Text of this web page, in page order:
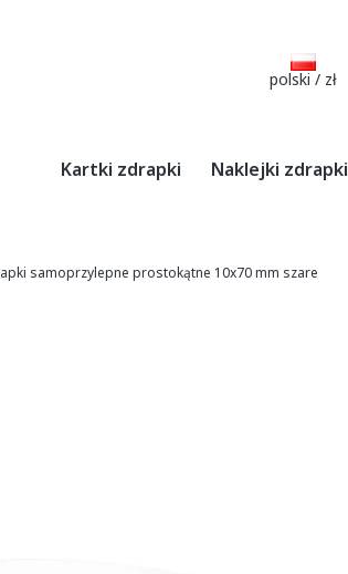
polski / zł
Kartki zdrapki Naklejki zdrapki
samoprzylepne prostokątne 10x70 mm szare